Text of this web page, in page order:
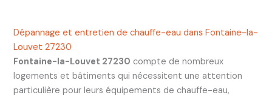
Dépannage et entretien de chauffe-eau dans Fontaine-la-
Louvet 27230
Fontaine-la-Louvet 27230 compte de nombreux
logements et bâtiments qui nécessitent une attention
particulière pour leurs équipements de chauffe-eau,